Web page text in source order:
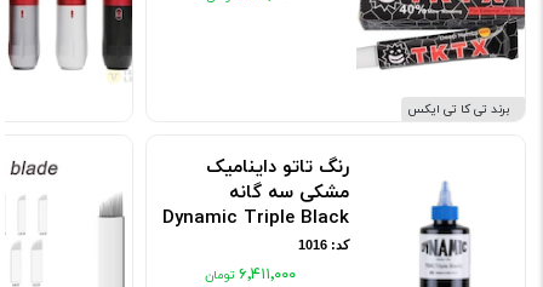
برند تی کا تی ایکس
رنگ تاتو داینامیک
مشکی سه گانه
Dynamic Triple Black
کد: 1016
۶٬۴۱۱٬۰۰۰